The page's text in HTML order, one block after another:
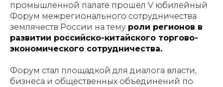
промышленной палате прошёл V юбилейный
Форум межрегионального сотрудничества
землячеств России на тему роли регионов в
развитии российско-китайского торгово-
экономического сотрудничества.
Форум стал площадкой для диалога власти,
бизнеса и общественных объединений по